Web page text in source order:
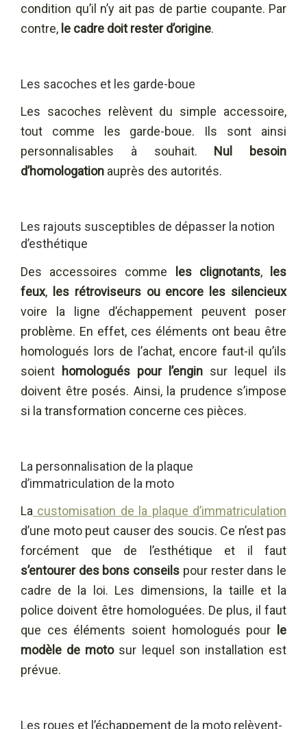
condition qu’il n’y ait pas de partie coupante. Par
contre, le cadre doit rester d’origine.
Les sacoches et les garde-boue
Les sacoches relèvent du simple accessoire,
tout comme les garde-boue. Ils sont ainsi
personnalisables à souhait. Nul besoin
d’homologation auprès des autorités.
Les rajouts susceptibles de dépasser la notion
d’esthétique
Des accessoires comme les clignotants, les
feux, les rétroviseurs ou encore les silencieux
voire la ligne d’échappement peuvent poser
problème. En effet, ces éléments ont beau être
homologués lors de l’achat, encore faut-il qu’ils
soient homologués pour l’engin sur lequel ils
doivent être posés. Ainsi, la prudence s’impose
si la transformation concerne ces pièces.
La personnalisation de la plaque
d’immatriculation de la moto
La customisation de la plaque d’immatriculation
d’une moto peut causer des soucis. Ce n’est pas
forcément que de l’esthétique et il faut
s’entourer des bons conseils pour rester dans le
cadre de la loi. Les dimensions, la taille et la
police doivent être homologuées. De plus, il faut
que ces éléments soient homologués pour
le
modèle de moto sur lequel son installation est
prévue.
Les roues et l’échappement de la moto relèvent-